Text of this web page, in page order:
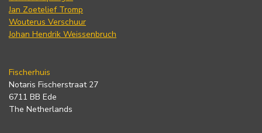
Jan Zoetelief Tromp
Wouterus Verschuur
Johan Hendrik Weissenbruch
Fischerhuis
Notaris Fischerstraat 27
6711 BB Ede
The Netherlands